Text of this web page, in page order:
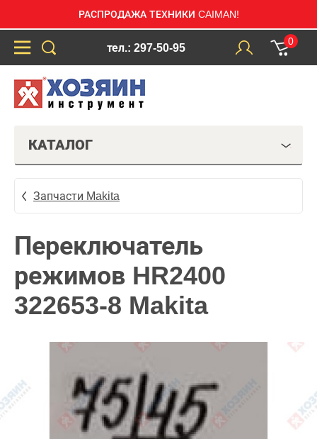
РАСПРОДАЖА ТЕХНИКИ CAIMAN!
тел.: 297-50-95
0
КАТАЛОГ
Запчасти Makita
Переключатель
режимов HR2400
322653-8 Makita